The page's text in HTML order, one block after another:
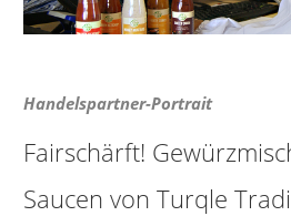
Handelspartner-Portrait
Fairschärft!
Saucen von Turqle